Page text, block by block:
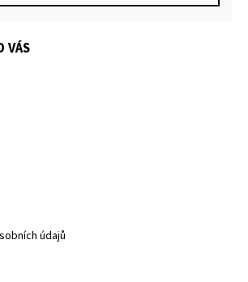
VÁS
údajů